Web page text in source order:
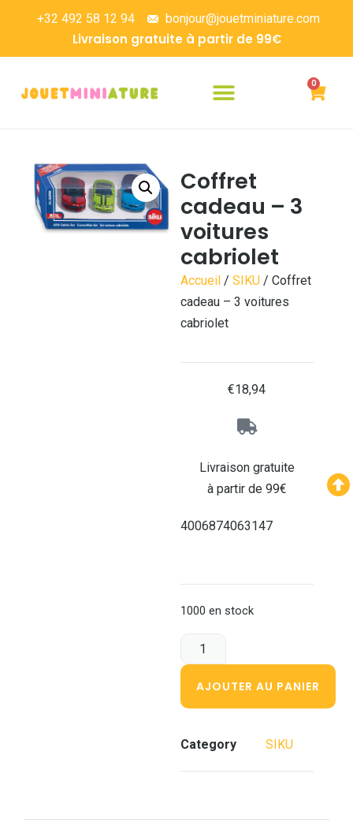
+32 492 58 12 94 bonjour@jouetminiature.com
Livraison gratuite à partir de 99€
0
Coffret
cadeau – 3
voitures
cabriolet
Accueil/ SIKU/ Coffret
cadeau – 3 voitures
cabriolet
€18,94
Livraison gratuite
à partir de 99€
4006874063147
1000 en stock
AJOUTER AU PANIER
Category SIKU